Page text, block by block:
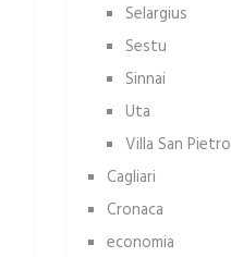
Selargius
Sestu
Sinnai
Uta
Villa San Pietro
Cagliari
Cronaca
economia